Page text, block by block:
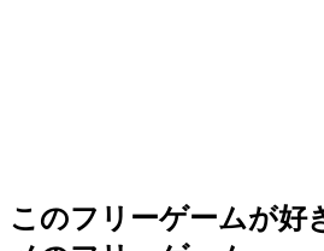
このフリーゲームが好